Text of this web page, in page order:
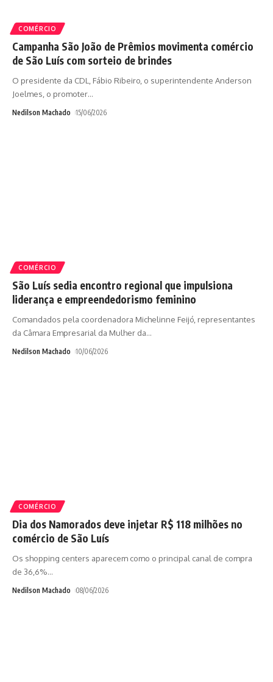
COMÉRCIO
Campanha São João de Prêmios movimenta comércio
de São Luís com sorteio de brindes
O presidente da CDL, Fábio Ribeiro, o superintendente Anderson
Joelmes, o promoter…
Nedilson Machado 15/06/2026
COMÉRCIO
São Luís sedia encontro regional que impulsiona
liderança e empreendedorismo feminino
Comandados pela coordenadora Michelinne Feijó, representantes
da Câmara Empresarial da Mulher da…
Nedilson Machado 10/06/2026
COMÉRCIO
Dia dos Namorados deve injetar R$ 118 milhões no
comércio de São Luís
Os shopping centers aparecem como o principal canal de compra
de 36,6%…
Nedilson Machado 08/06/2026